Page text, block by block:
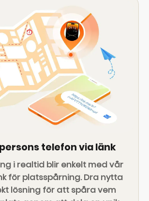
telefon via länk
i realtid blir enkelt med vår
för platsspårning. Dra nytta
lösning för att spåra vem